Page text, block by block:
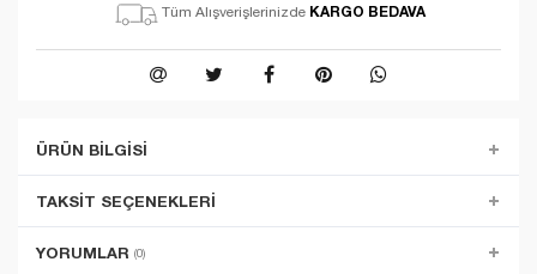
Tüm Alışverişlerinizde KARGO BEDAVA
ÜRÜN BILGISI
TAKSIT SEÇENEKLERI
YORUMLAR (0)